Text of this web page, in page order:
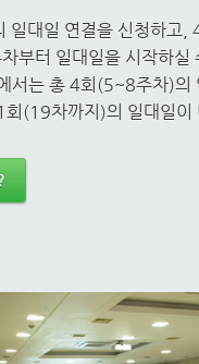
일대일 연결을 신청하고,
부터 일대일을 시작하실
서는 총 4회(5~8주차)의
(19차까지)의 일대일이